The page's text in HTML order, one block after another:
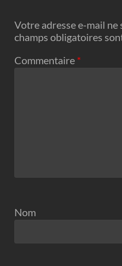
Votre adresse e-mail ne
champs obligatoires
Commentaire *
Nom